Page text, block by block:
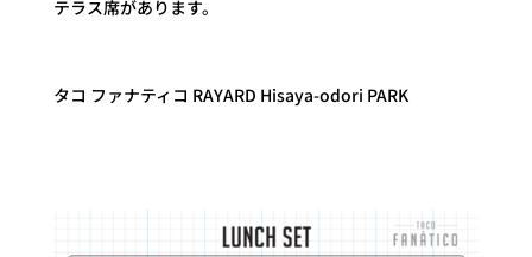
テラス席があります。
タコ ファナティコ RAYARD Hisaya-odori PARK